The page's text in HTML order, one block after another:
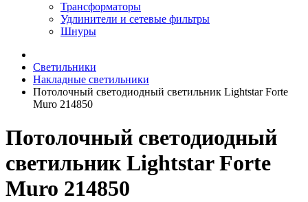
Трансформаторы
Удлинители и сетевые фильтры
Шнуры
Светильники
Накладные светильники
Потолочный светодиодный светильник Lightstar Forte
Muro 214850
Потолочный светодиодный
светильник Lightstar Forte
Muro 214850